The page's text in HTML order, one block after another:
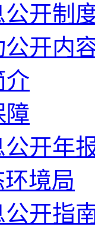
开制
开内
介
障
开年
境局
开指